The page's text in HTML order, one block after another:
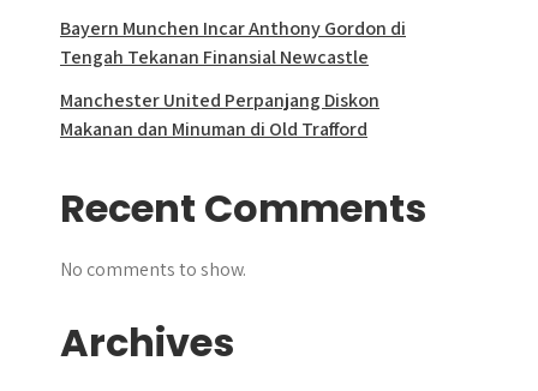
Bayern Munchen Incar Anthony Gordon di
Tengah Tekanan Finansial Newcastle
Manchester United Perpanjang Diskon
Makanan dan Minuman di Old Trafford
Recent Comments
No comments to show.
Archives